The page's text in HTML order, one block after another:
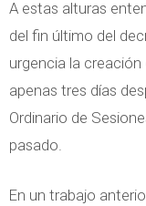
e
f
A estas alturas
del fin último del
urgencia la
apenas tres días
Ordinario de
pasado.
En un trabajo